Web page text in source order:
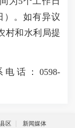
）。如有异议
村和水利局提
话：0598-
区 新闻媒体